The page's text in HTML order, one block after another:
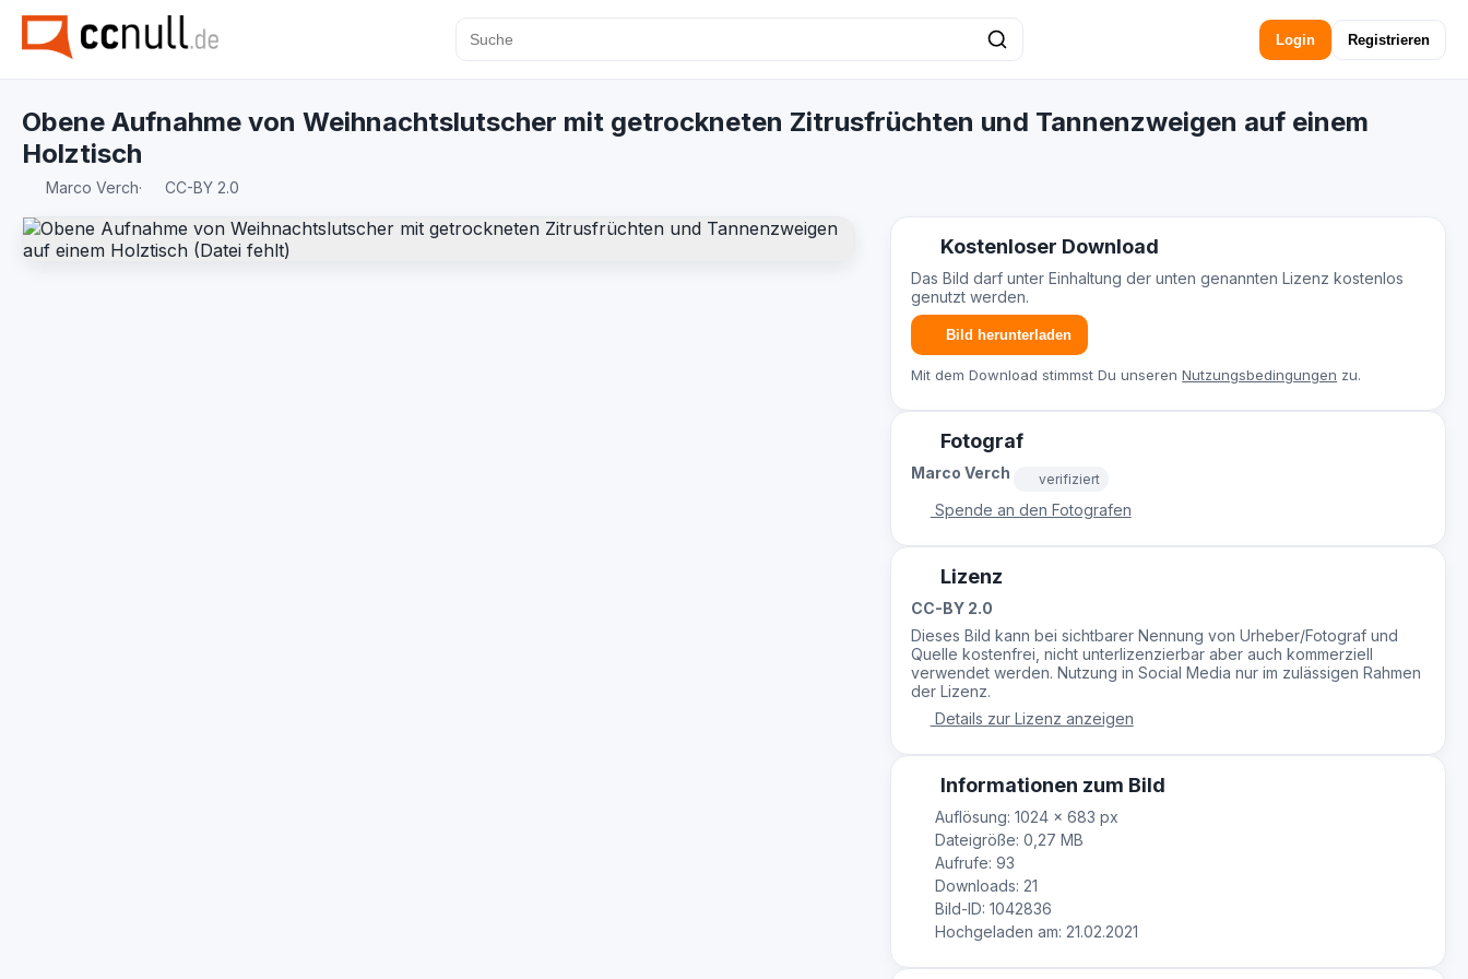
Login Registrieren
Obene Aufnahme von Weihnachtslutscher mit getrockneten Zitrusfrüchten und Tannenzweigen auf einem
Holztisch
Marco Verch· CC-BY 2.0
Kostenloser Download
Das Bild darf unter Einhaltung der unten genannten Lizenz kostenlos
genutzt werden.
Bild herunterladen
Mit dem Download stimmst Du unserenNutzungsbedingungen zu.
Fotograf
Marco Verch verifiziert
Spende an den Fotografen
Lizenz
CC-BY 2.0
Dieses Bild kann bei sichtbarer Nennung von Urheber/Fotograf und
Quelle kostenfrei, nicht unterlizenzierbar aber auch kommerziell
verwendet werden. Nutzung in Social Media nur im zulässigen Rahmen
der Lizenz.
Details zur Lizenz anzeigen
Informationen zum Bild
Auflösung: 1024 × 683 px
Dateigröße: 0,27 MB
Aufrufe: 93
Downloads: 21
Bild-ID: 1042836
Hochgeladen am: 21.02.2021